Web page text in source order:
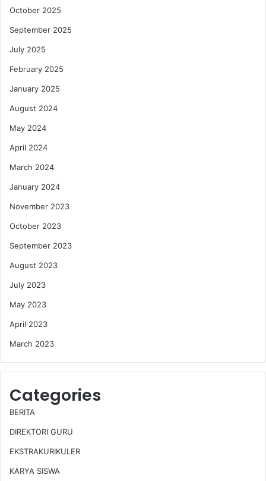
October 2025
September 2025
July 2025
February 2025
January 2025
August 2024
May 2024
April 2024
March 2024
January 2024
November 2023
October 2023
September 2023
August 2023
July 2023
May 2023
April 2023
March 2023
Categories
BERITA
DIREKTORI GURU
EKSTRAKURIKULER
KARYA SISWA